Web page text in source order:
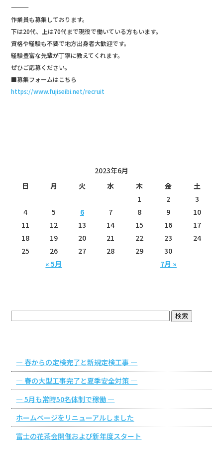
―――――――――――――
作業員も募集しております。
下は20代、上は70代まで現役で働いている方もいます。
資格や経験も不要で地方出身者大歓迎です。
経験豊富な先輩が丁寧に教えてくれます。
ぜひご応募ください。
■募集フォームはこちら
https://www.fujiseibi.net/recruit
2023年6月
日
月 火 水 木 金 土
« 5月 7月 »
1 2
3
4
5 6 7 8 9
10
11
12 13 14 15 16
17
18
19 20 21 22 23
24
25
26 27 28 29 30
― 春からの定検完了と新規定検工事 ―
― 春の大型工事完了と夏季安全対策 ―
― 5月も常時50名体制で稼働 ―
ホームページをリニューアルしました
富士の花茶会開催および新年度スタート